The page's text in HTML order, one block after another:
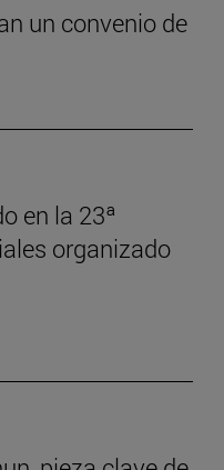
un convenio de
en la 23ª
organizado